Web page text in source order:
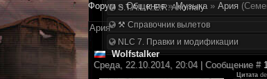
S.T.A.L.K.E.R. Anomaly
⚒ Справочник вылетов
NLC 7. Правки и модификации
Форум » Общение » Музыка » Ария
Ария
Wolfstalker
Среда, 22.10.2014, 20:04 | Сообщение #
Цитата